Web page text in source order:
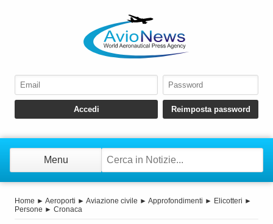
Menu
Home ► Aeroporti ► Aviazione civile ► Approfondimenti ► Elicotteri ►
Persone ► Cronaca